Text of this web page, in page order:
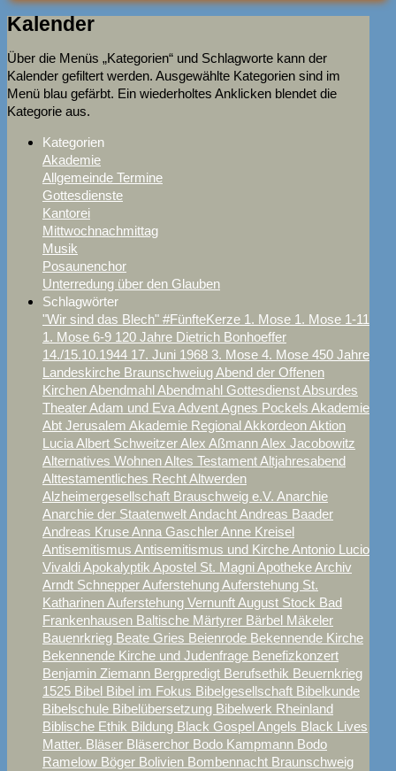
Kalender
Über die Menüs „Kategorien“ und Schlagworte kann der
Kalender gefiltert werden. Ausgewählte Kategorien sind im
Menü blau gefärbt. Ein wiederholtes Anklicken blendet die
Kategorie aus.
Kategorien
Akademie
Allgemeinde Termine
Gottesdienste
Kantorei
Mittwochnachmittag
Musik
Posaunenchor
Unterredung über den Glauben
Schlagwörter
"Wir sind das Blech" #FünfteKerze 1. Mose 1. Mose 1-11
1. Mose 6-9 120 Jahre Dietrich Bonhoeffer
14./15.10.1944 17. Juni 1968 3. Mose 4. Mose 450 Jahre
Landeskirche BraunschweiugAbend der Offenen
KirchenAbendmahlAbendmahl GottesdienstAbsurdes
TheaterAdam und EvaAdventAgnes Pockels Akademie
Abt Jerusalem Akademie RegionalAkkordeonAktion
LuciaAlbert SchweitzerAlex AßmannAlex Jacobowitz
Alternatives WohnenAltes TestamentAltjahresabend
Alttestamentliches RechtAltwerden
Alzheimergesellschaft Brauschweig e.V. Anarchie
Anarchie der StaatenweltAndachtAndreas Baader
Andreas KruseAnna GaschlerAnne Kreisel
Antisemitismus Antisemitismus und KircheAntonio Lucio
VivaldiApokalyptik Apostel St. MagniApothekeArchiv
Arndt SchnepperAuferstehungAuferstehung St.
KatharinenAuferstehung VernunftAugust Stock Bad
Frankenhausen Baltische Märtyrer Bärbel Mäkeler
Bauenrkrieg Beate Gries Beienrode Bekennende Kirche
Bekennende Kirche und Judenfrage Benefizkonzert
Benjamin Ziemann Bergpredigt Berufsethik Beuernkrieg
1525 Bibel Bibel im Fokus Bibelgesellschaft Bibelkunde
Bibelschule Bibelübersetzung Bibelwerk Rheinland
Biblische Ethik Bildung Black Gospel Angels Black Lives
Matter. Bläser Bläserchor Bodo Kampmann Bodo
Ramelow Böger Bolivien Bombennacht Braunschweig